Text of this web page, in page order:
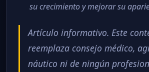
su crecimiento y mejorar su
Artículo informativo. Este
reemplaza consejo médico,
náutico ni de ningún